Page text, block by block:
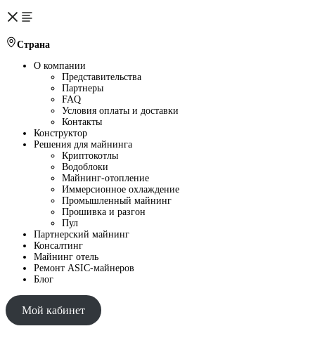
Страна
О компании
Представительства
Партнеры
FAQ
Условия оплаты и доставки
Контакты
Конструктор
Решения для майнинга
Криптокотлы
Водоблоки
Майнинг-отопление
Иммерсионное охлаждение
Промышленный майнинг
Прошивка и разгон
Пул
Партнерский майнинг
Консалтинг
Майнинг отель
Ремонт ASIC-майнеров
Блог
Мой кабинет